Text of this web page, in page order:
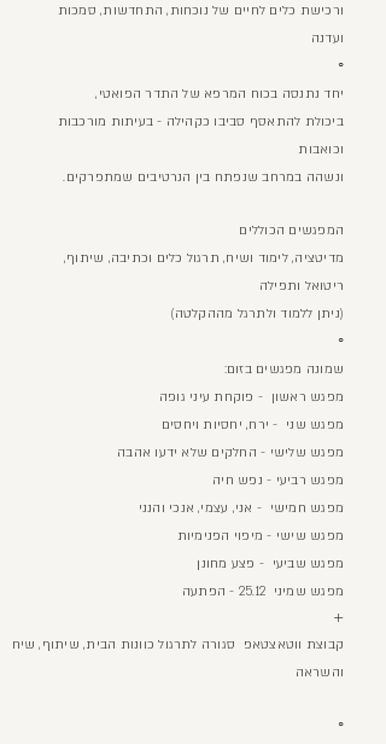
ורכישת כלים לחיים של נוכחות, התחדשות, סמכות
ועדנה
◦
,יחד נתנסה בכוח המרפא של התדר הפואטי
ביכולת להתאסף סביבו כקהילה - בעיתות מורכבות
וכואבות
.ונשהה במרחב שנפתח בין הנרטיבים שמתפרקים
המפגשים הכוללים
מדיטציה, לימוד ושיח, תרגול כלים וכת יבה, שיתוף,
ריטואל ותפילה
(ניתן ללמוד ולתרגל מה הקלטה)
◦
:שמונה מפגשים בזום
מפגש ראשון - פוקחת עיני גופה
מפגש שני - ירח, יחסיות ויחסים
מפגש שלישי - החלקים שלא ידעו אהבה
מפגש רביעי - נפש חיה
מפגש חמישי - אני, עצמי, אנכי והנני
מפגש שישי - מיפוי הפנימיות
מפגש שביעי - פצע מחונן
מפגש שמיני 25.12 - הפתעה
+
קבוצת ווטאצטאפ סגורה לתרגול כוונות הבית, שיתוף, שיח
והשראה
◦